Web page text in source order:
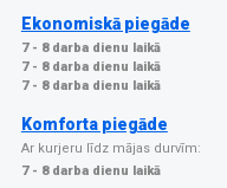
Ekonomiskā piegāde
7 - 8 darba dienu laikā
7 - 8 darba dienu laikā
7 - 8 darba dienu laikā
Komforta piegāde
Ar kurjeru līdz mājas durvīm:
7 - 8 darba dienu laikā